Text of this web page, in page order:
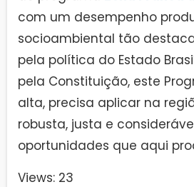
com um desempenho
socioambiental tão
pela política do Estado
pela Constituição, este
alta, precisa aplicar na
robusta, justa e
oportunidades que aqui
Views: 23